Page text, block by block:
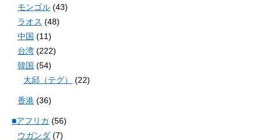
モンゴル (43)
ラオス (48)
中国 (11)
台湾 (222)
韓国 (54)
大邱（テグ）
(22)
香港 (36)
■アフリカ (56)
ウガンダ (7)